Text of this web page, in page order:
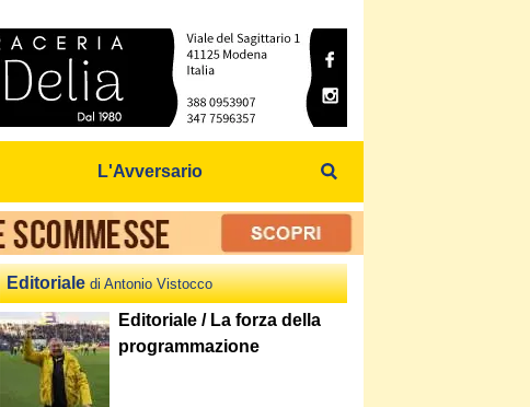
L'Avversario
Editoriale di Antonio Vistocco
Editoriale / La forza della
programmazione